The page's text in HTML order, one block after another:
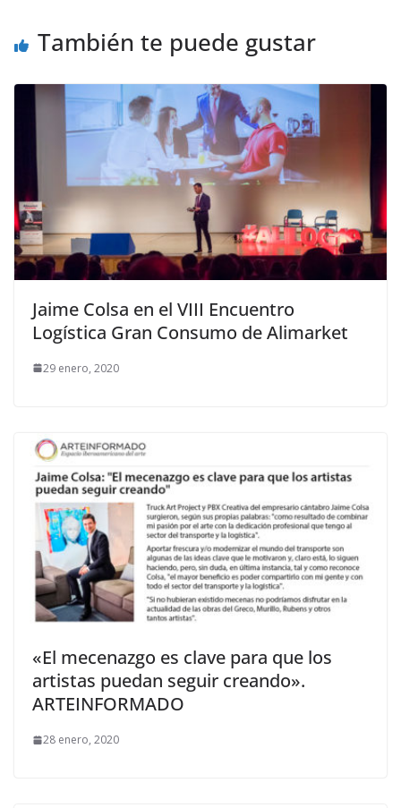
También te puede gustar
Jaime Colsa en el VIII Encuentro
Logística Gran Consumo de Alimarket
29 enero, 2020
«El mecenazgo es clave para que los
artistas puedan seguir creando».
ARTEINFORMADO
28 enero, 2020